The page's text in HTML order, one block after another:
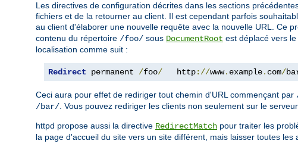
Les directives de configuration décrites dans les sections
fichiers et de la retourner au client. Il est cependant parfois
au client d'élaborer une nouvelle requête avec la nouvelle URL. Ce
contenu du répertoire /foo/ sous DocumentRoot est déplacé vers
localisation comme suit :
Redirect permanent /foo/
   http
://www. example. com/
Ceci aura pour effet de rediriger tout chemin d'URL commençant par
/bar/. Vous pouvez rediriger les clients non seulement sur le
httpd propose aussi la directive RedirectMatch pour traiter les
la page d'accueil du site vers un site différent, mais laisser toutes